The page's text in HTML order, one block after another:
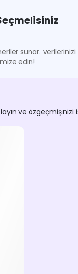
sunar.
edin!
ve